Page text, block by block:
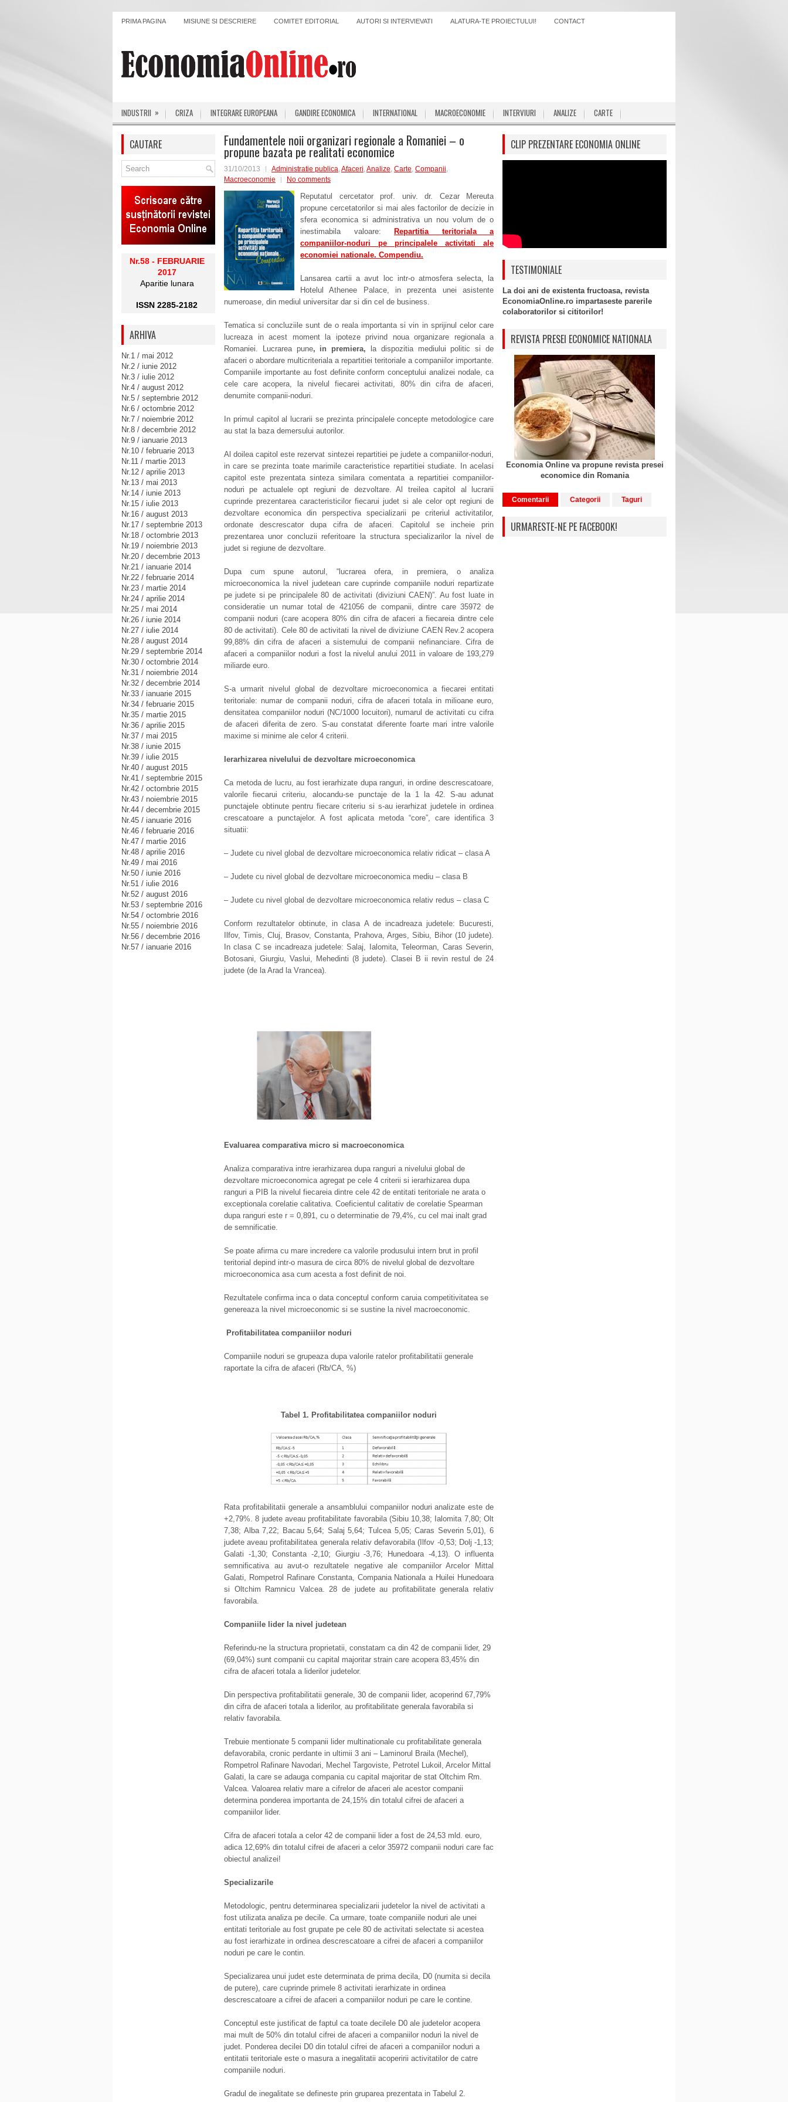
PRIMA PAGINA MISIUNE SI DESCRIERE COMITET EDITORIAL AUTORI SI INTERVIEVATI ALATURA-TE PROIECTULUI! CONTACT
INDUSTRII » CRIZA INTEGRARE EUROPEANA GANDIRE ECONOMICA INTERNATIONAL MACROECONOMIE INTERVIURI ANALIZE CARTE
Fundamentele noii organizari regionale a Romaniei – o
propune bazata pe realitati economice
31/10/2013 Administratie publica,Afaceri,Analize, Carte, Companii,
Macroeconomie
No comments
Reputatul cercetator prof. univ. dr. Cezar Mereuta
propune cercetatorilor si mai ales factorilor de decizie in
sfera economica si administrativa un nou volum de o
inestimabila valoare:
Repartitia teritoriala a
companiilor-noduri pe principalele activitati ale
economiei nationale. Compendiu.
Lansarea cartii a avut loc intr-o atmosfera selecta, la
Hotelul Athenee Palace, in prezenta unei asistente
numeroase, din mediul universitar dar si din cel de business.
Tematica si concluziile sunt de o reala importanta si vin in sprijinul celor care
lucreaza in acest moment la ipoteze privind noua organizare regionala a
Romaniei. Lucrarea pune, in premiera, la dispozitia mediului politic si de
afaceri o abordare multicriteriala a repartitiei teritoriale a companiilor importante.
Companiile importante au fost definite conform conceptului analizei nodale, ca
cele care acopera, la nivelul fiecarei activitati, 80% din cifra de afaceri,
denumite companii-noduri.
In primul capitol al lucrarii se prezinta principalele concepte metodologice care
au stat la baza demersului autorilor.
Al doilea capitol este rezervat sintezei repartitiei pe judete a companiilor-noduri,
in care se prezinta toate marimile caracteristice repartitiei studiate. In acelasi
capitol este prezentata sinteza similara comentata a repartitiei companiilor-
noduri pe actualele opt regiuni de dezvoltare. Al treilea capitol al lucrarii
cuprinde prezentarea caracteristicilor fiecarui judet si ale celor opt regiuni de
dezvoltare economica din perspectiva specializarii pe criteriul activitatilor,
ordonate descrescator dupa cifra de afaceri. Capitolul se incheie prin
prezentarea unor concluzii referitoare la structura specializarilor la nivel de
judet si regiune de dezvoltare.
Dupa cum spune autorul, “lucrarea ofera, in premiera, o analiza
microeconomica la nivel judetean care cuprinde companiile noduri repartizate
pe judete si pe principalele 80 de activitati (diviziuni CAEN)”. Au fost luate in
consideratie un numar total de 421056 de companii, dintre care 35972 de
companii noduri (care acopera 80% din cifra de afaceri a fiecareia dintre cele
80 de activitati). Cele 80 de activitati la nivel de diviziune CAEN Rev.2 acopera
99,88% din cifra de afaceri a sistemului de companii nefinanciare. Cifra de
afaceri a companiilor noduri a fost la nivelul anului 2011 in valoare de 193,279
miliarde euro.
S-a urmarit nivelul global de dezvoltare microeconomica a fiecarei entitati
teritoriale: numar de companii noduri, cifra de afaceri totala in milioane euro,
densitatea companiilor noduri (NC/1000 locuitori), numarul de activitati cu cifra
de afaceri diferita de zero. S-au constatat diferente foarte mari intre valorile
maxime si minime ale celor 4 criterii.
Ierarhizarea nivelului de dezvoltare microeconomica
Ca metoda de lucru, au fost ierarhizate dupa ranguri, in ordine descrescatoare,
valorile fiecarui criteriu, alocandu-se punctaje de la 1 la 42. S-au adunat
punctajele obtinute pentru fiecare criteriu si s-au ierarhizat judetele in ordinea
crescatoare a punctajelor. A fost aplicata metoda “core”, care identifica 3
situatii:
– Judete cu nivel global de dezvoltare microeconomica relativ ridicat – clasa A
– Judete cu nivel global de dezvoltare microeconomica mediu – clasa B
– Judete cu nivel global de dezvoltare microeconomica relativ redus – clasa C
Conform rezultatelor obtinute, in clasa A de incadreaza judetele: Bucuresti,
Ilfov, Timis, Cluj, Brasov, Constanta, Prahova, Arges, Sibiu, Bihor (10 judete).
In clasa C se incadreaza judetele: Salaj, Ialomita, Teleorman, Caras Severin,
Botosani, Giurgiu, Vaslui, Mehedinti (8 judete). Clasei B ii revin restul de 24
judete (de la Arad la Vrancea).
Evaluarea comparativa micro si macroeconomica
Analiza comparativa intre ierarhizarea dupa ranguri a nivelului global de
dezvoltare microeconomica agregat pe cele 4 criterii si ierarhizarea dupa
ranguri a PIB la nivelul fiecareia dintre cele 42 de entitati teritoriale ne arata o
exceptionala corelatie calitativa. Coeficientul calitativ de corelatie Spearman
dupa ranguri este r = 0,891, cu o determinatie de 79,4%, cu cel mai inalt grad
de semnificatie.
Se poate afirma cu mare incredere ca valorile produsului intern brut in profil
teritorial depind intr-o masura de circa 80% de nivelul global de dezvoltare
microeconomica asa cum acesta a fost definit de noi.
Rezultatele confirma inca o data conceptul conform caruia competitivitatea se
genereaza la nivel microeconomic si se sustine la nivel macroeconomic.
Profitabilitatea companiilor noduri
Companiile noduri se grupeaza dupa valorile ratelor profitabilitatii generale
raportate la cifra de afaceri (Rb/CA, %)
Tabel 1. Profitabilitatea companiilor noduri
Rata profitabilitatii generale a ansamblului companiilor noduri analizate este de
+2,79%. 8 judete aveau profitabilitate favorabila (Sibiu 10,38; Ialomita 7,80; Olt
7,38; Alba 7,22; Bacau 5,64; Salaj 5,64; Tulcea 5,05; Caras Severin 5,01), 6
judete aveau profitabilitatea generala relativ defavorabila (Ilfov -0,53; Dolj -1,13;
Galati -1,30; Constanta -2,10; Giurgiu -3,76; Hunedoara -4,13). O influenta
semnificativa au avut-o rezultatele negative ale companiilor Arcelor Mittal
Galati, Rompetrol Rafinare Constanta, Compania Nationala a Huilei Hunedoara
si Oltchim Ramnicu Valcea. 28 de judete au profitabilitate generala relativ
favorabila.
Companiile lider la nivel judetean
Referindu-ne la structura proprietatii, constatam ca din 42 de companii lider, 29
(69,04%) sunt companii cu capital majoritar strain care acopera 83,45% din
cifra de afaceri totala a liderilor judetelor.
Din perspectiva profitabilitatii generale, 30 de companii lider, acoperind 67,79%
din cifra de afaceri totala a liderilor, au profitabilitate generala favorabila si
relativ favorabila.
Trebuie mentionate 5 companii lider multinationale cu profitabilitate generala
defavorabila, cronic perdante in ultimii 3 ani – Laminorul Braila (Mechel),
Rompetrol Rafinare Navodari, Mechel Targoviste, Petrotel Lukoil, Arcelor Mittal
Galati, la care se adauga compania cu capital majoritar de stat Oltchim Rm.
Valcea. Valoarea relativ mare a cifrelor de afaceri ale acestor companii
determina ponderea importanta de 24,15% din totalul cifrei de afaceri a
companiilor lider.
Cifra de afaceri totala a celor 42 de companii lider a fost de 24,53 mld. euro,
adica 12,69% din totalul cifrei de afaceri a celor 35972 companii noduri care fac
obiectul analizei!
Specializarile
Metodologic, pentru determinarea specializarii judetelor la nivel de activitati a
fost utilizata analiza pe decile. Ca urmare, toate companiile noduri ale unei
entitati teritoriale au fost grupate pe cele 80 de activitati selectate si acestea
au fost ierarhizate in ordinea descrescatoare a cifrei de afaceri a companiilor
noduri pe care le contin.
Specializarea unui judet este determinata de prima decila, D0 (numita si decila
de putere), care cuprinde primele 8 activitati ierarhizate in ordinea
descrescatoare a cifrei de afaceri a companiilor noduri pe care le contine.
Conceptul este justificat de faptul ca toate decilele D0 ale judetelor acopera
mai mult de 50% din totalul cifrei de afaceri a companiilor noduri la nivel de
judet. Ponderea decilei D0 din totalul cifrei de afaceri a companiilor noduri a
entitatii teritoriale este o masura a inegalitatii acoperirii activitatilor de catre
companiile noduri.
Gradul de inegalitate se defineste prin gruparea prezentata in Tabelul 2.
CAUTARE
Nr.58 - FEBRUARIE
2017
Aparitie lunara
ISSN 2285-2182
ARHIVA
Nr.1 / mai 2012
Nr.2 / iunie 2012
Nr.3 / iulie 2012
Nr.4 / august 2012
Nr.5 / septembrie 2012
Nr.6 / octombrie 2012
Nr.7 / noiembrie 2012
Nr.8 / decembrie 2012
Nr.9 / ianuarie 2013
Nr.10 / februarie 2013
Nr.11 / martie 2013
Nr.12 / aprilie 2013
Nr.13 / mai 2013
Nr.14 / iunie 2013
Nr.15 / iulie 2013
Nr.16 / august 2013
Nr.17 / septembrie 2013
Nr.18 / octombrie 2013
Nr.19 / noiembrie 2013
Nr.20 / decembrie 2013
Nr.21 / ianuarie 2014
Nr.22 / februarie 2014
Nr.23 / martie 2014
Nr.24 / aprilie 2014
Nr.25 / mai 2014
Nr.26 / iunie 2014
Nr.27 / iulie 2014
Nr.28 / august 2014
Nr.29 / septembrie 2014
Nr.30 / octombrie 2014
Nr.31 / noiembrie 2014
Nr.32 / decembrie 2014
Nr.33 / ianuarie 2015
Nr.34 / februarie 2015
Nr.35 / martie 2015
Nr.36 / aprilie 2015
Nr.37 / mai 2015
Nr.38 / iunie 2015
Nr.39 / iulie 2015
Nr.40 / august 2015
Nr.41 / septembrie 2015
Nr.42 / octombrie 2015
Nr.43 / noiembrie 2015
Nr.44 / decembrie 2015
Nr.45 / ianuarie 2016
Nr.46 / februarie 2016
Nr.47 / martie 2016
Nr.48 / aprilie 2016
Nr.49 / mai 2016
Nr.50 / iunie 2016
Nr.51 / iulie 2016
Nr.52 / august 2016
Nr.53 / septembrie 2016
Nr.54 / octombrie 2016
Nr.55 / noiembrie 2016
Nr.56 / decembrie 2016
Nr.57 / ianuarie 2016
CLIP PREZENTARE ECONOMIA ONLINE
TESTIMONIALE
La doi ani de existenta fructoasa, revista
EconomiaOnline.ro impartaseste parerile
colaboratorilor si cititorilor!
REVISTA PRESEI ECONOMICE NATIONALA
Economia Online va propune revista presei
economice din Romania
Comentarii Categorii Taguri
URMARESTE-NE PE FACEBOOK!